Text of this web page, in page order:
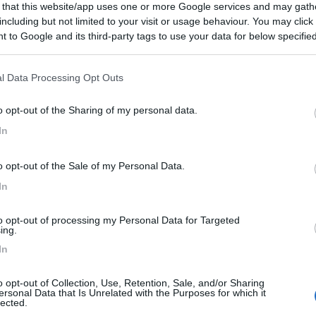
that this website/app uses one or more Google services and may
but not limited to your visit or usage behaviour. You may
to Google and its third-party tags to use your data for below
Data Processing Opt Outs
opt-out of the Sharing of my personal data.
opt-out of the Sale of my Personal Data.
opt-out of processing my Personal Data for Targeted
opt-out of Collection, Use, Retention, Sale, and/or Sharing
Data that Is Unrelated with the Purposes for which it
Posizione
(RE) - 12.9km
Posizione
- 14.5km
Sasso 23, Località Quara
9,3